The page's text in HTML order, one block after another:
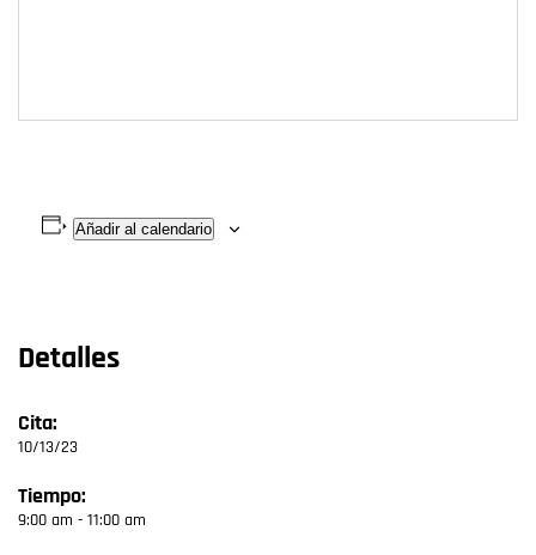
Añadir al calendario
Detalles
Cita:
10/13/23
Tiempo:
9:00 am - 11:00 am